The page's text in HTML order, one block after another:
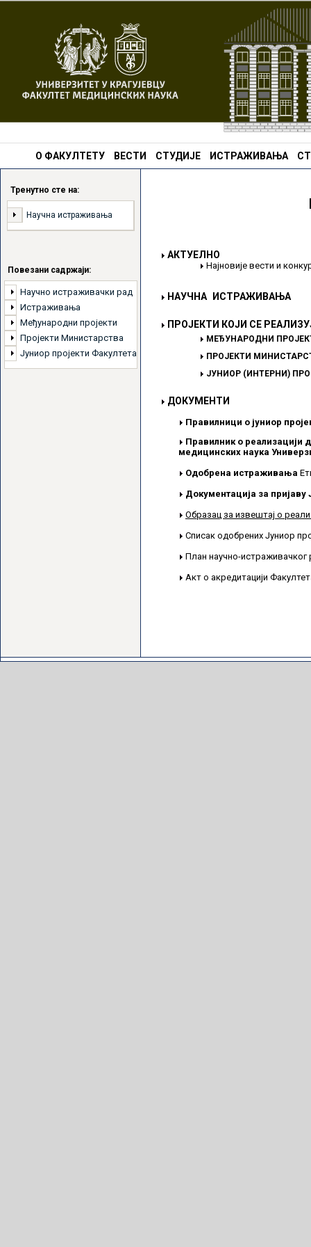
О ФАКУЛТЕТУ ВЕСТИ СТУДИЈЕ ИСТРАЖИВАЊА
Тренутно сте на:
Научна истраживања
Повезани садржаји:
Научно истраживачки рад
Истраживања
Међународни пројекти
Пројекти Министарства
Јуниор пројекти Факултета
АКТУЕЛНО
Најновије вести и
НАУЧНА ИСТРАЖИВАЊА
ПРОЈЕКТИ КОЈИ СЕ
МЕЂУНАРОДНИ
ПРОЈЕКТИ
ЈУНИОР (ИНТЕРНИ)
ДОКУМЕНТИ
Правилници о јуниор
Правилник о реализацији
медицинских наука
Одобрена истраживања
Документација за
Образац за извештај о
Списак одобрених Јуниор
План научно-истраживачког
Акт о акредитацији